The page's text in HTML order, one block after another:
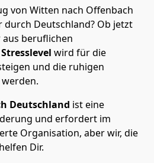
von Witten nach Offenbach
durch Deutschland? Ob jetzt
beruflichen
wird für die
und die ruhigen
Deutschland ist eine
und erfordert im
Organisation, aber wir, die
helfen Dir.